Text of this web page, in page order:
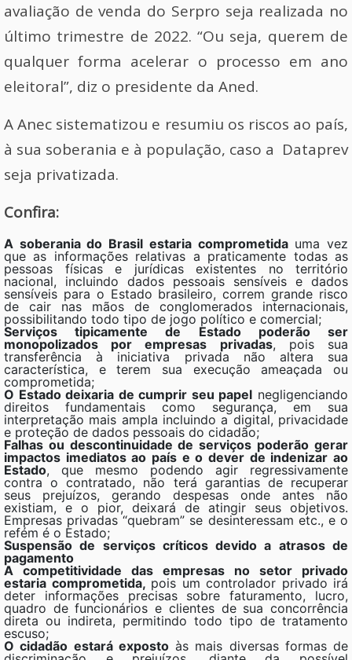
avaliação de venda do Serpro seja realizada no
último trimestre de 2022. “Ou seja, querem de
qualquer forma acelerar o processo em ano
eleitoral”, diz o presidente da Aned.
A Anec sistematizou e resumiu os riscos ao país,
à sua soberania e à população, caso a Dataprev
seja privatizada.
Confira:
A soberania do Brasil estaria comprometidauma vez
que as informações relativas a praticamente todas as
pessoas físicas e jurídicas existentes no território
nacional, incluindo dados pessoais sensíveis e dados
sensíveis para o Estado brasileiro, correm grande risco
de cair nas mãos de conglomerados internacionais,
possibilitando todo tipo de jogo político e comercial;
Serviços tipicamente de Estado poderão ser
monopolizados por empresas privadas, pois sua
transferência à iniciativa privada não altera sua
característica, e terem sua execução ameaçada ou
comprometida;
O Estado deixaria de cumprir seu papel negligenciando
direitos fundamentais como segurança, em sua
interpretação mais ampla incluindo a digital, privacidade
e proteção de dados pessoais do cidadão;
Falhas ou descontinuidade de serviços poderão gerar
impactos imediatos ao país e o dever de indenizar ao
Estado, que mesmo podendo agir regressivamente
contra o contratado, não terá garantias de recuperar
seus prejuízos, gerando despesas onde antes não
existiam, e o pior, deixará de atingir seus objetivos.
Empresas privadas “quebram” se desinteressam etc., e o
refém é o Estado;
Suspensão de serviços críticos devido a atrasos de
pagamento
A competitividade das empresas no setor privado
estaria comprometida, pois um controlador privado irá
deter informações precisas sobre faturamento, lucro,
quadro de funcionários e clientes de sua concorrência
direta ou indireta, permitindo todo tipo de tratamento
escuso;
O cidadão estará expostoàs mais diversas formas de